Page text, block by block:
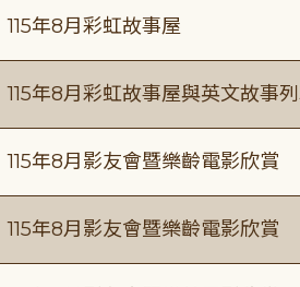
115年8月彩虹故事屋
115年8月彩虹故事屋與英文故事
115年8月影友會暨樂齡電影欣賞
115年8月影友會暨樂齡電影欣賞